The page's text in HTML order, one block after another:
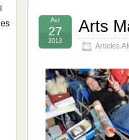
Arts
Articles
Avr
27
2013